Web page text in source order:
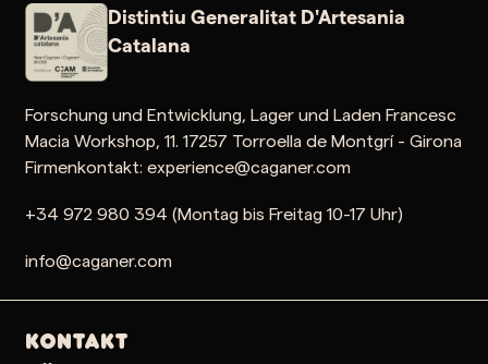
Distintiu Generalitat D'Artesania
Catalana
Forschung und Entwicklung, Lager und Laden Francesc
Macia Workshop, 11. 17257 Torroella de Montgrí - Girona
Firmenkontakt: experience@caganer.com
+34 972 980 394 (Montag bis Freitag 10-17 Uhr)
info@caganer.com
Kontakt